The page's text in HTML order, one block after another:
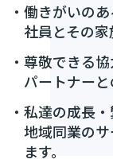
・働きがいの
社員とその家
・尊敬できる協
パートナーと
・私達の成長
地域同業のサ
ます。